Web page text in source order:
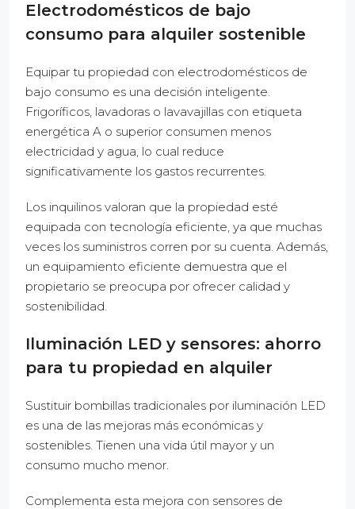
Electrodomésticos de bajo
consumo para alquiler sostenible
Equipar tu propiedad con electrodomésticos de
bajo consumo es una decisión inteligente.
Frigoríficos, lavadoras o lavavajillas con etiqueta
energética A o superior consumen menos
electricidad y agua, lo cual reduce
significativamente los gastos recurrentes.
Los inquilinos valoran que la propiedad esté
equipada con tecnología eficiente, ya que muchas
veces los suministros corren por su cuenta. Además,
un equipamiento eficiente demuestra que el
propietario se preocupa por ofrecer calidad y
sostenibilidad.
Iluminación LED y sensores: ahorro
para tu propiedad en alquiler
Sustituir bombillas tradicionales por iluminación LED
es una de las mejoras más económicas y
sostenibles. Tienen una vida útil mayor y un
consumo mucho menor.
Complementa esta mejora con sensores de